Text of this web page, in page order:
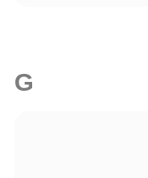
G